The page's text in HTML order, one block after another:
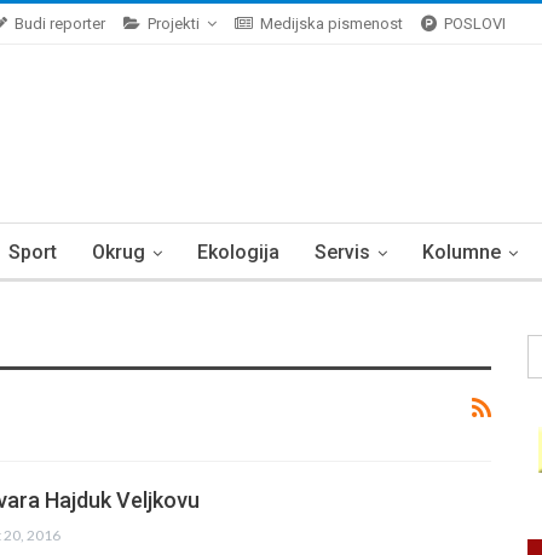
Budi reporter Projekti Medijska pismenost POSLOVI
Sport Okrug Ekologija Servis Kolumne
Hajduk Veljkovu
20, 2016